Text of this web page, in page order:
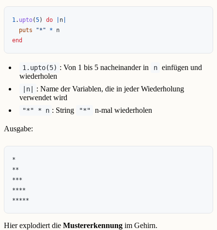
1. upto(5) do n
puts
"*" *
n
end
1.upto(5) : Von 1 bis 5 nacheinander in n einfügen und
wiederholen
|n|
: Name der Variablen, die in jeder Wiederholung
verwendet wird
"*" * n : String "*" n-mal wiederholen
Ausgabe:
*
**
***
****
Hier explodiert die Mustererkennung im Gehirn.